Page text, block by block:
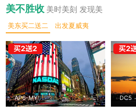
美不胜收 美时美刻 发现美
美东买二送二 出发夏威夷
AP6-MY DC5